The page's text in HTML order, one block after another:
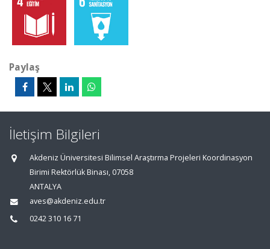
Paylaş
İletişim Bilgileri
Akdeniz Üniversitesi Bilimsel Araştırma Projeleri Koordinasyon
Birimi Rektörlük Binası, 07058
ANTALYA
aves@akdeniz.edu.tr
0242 310 16 71